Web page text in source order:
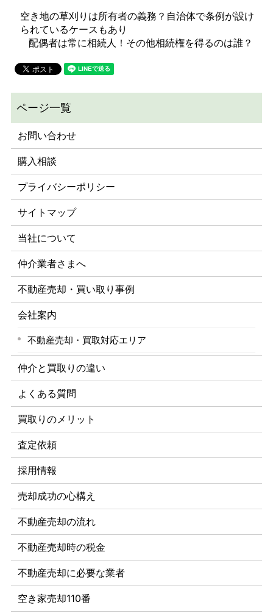
空き地の草刈りは所有者の義務？自治体で条例が設け
られているケースもあり
配偶者は常に相続人！その他相続権を得るのは誰？
お問い合わせ
購入相談
プライバシーポリシー
サイトマップ
当社について
仲介業者さまへ
不動産売却・買い取り事例
会社案内
不動産売却・買取対応エリア
仲介と買取りの違い
よくある質問
買取りのメリット
査定依頼
採用情報
売却成功の心構え
不動産売却の流れ
不動産売却時の税金
不動産売却に必要な業者
空き家売却110番